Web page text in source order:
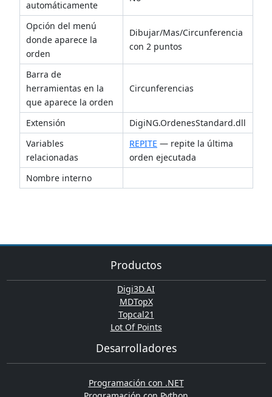
automáticamente
Opción del menú
donde aparece la
orden
Dibujar/Mas/Circunferencia
con 2 puntos
Barra de
herramientas en la
que aparece la orden
Circunferencias
Extensión
DigiNG.OrdenesStandard.dll
Variables
relacionadas
REPITE — repite la última
orden ejecutada
Nombre interno
Productos
Digi3D.AI
MDTopX
Topcal21
Lot Of Points
Desarrolladores
Programación con .NET